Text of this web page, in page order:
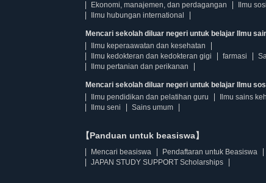
Ekonomi, manajemen, dan perdagangan
Ilmu
Ilmu hubungan international
Mencari sekolah diluar negeri untuk belajar Ilmu
Ilmu keperaawatan dan kesehatan
Ilmu kedokteran dan kedokteran gigi
farmasi
Ilmu pertanian dan perikanan
Mencari sekolah diluar negeri untuk belajar Ilmu
Ilmu pendidikan dan pelatihan guru
Ilmu sains
Ilmu seni
Sains umum
【Panduan untuk beasiswa】
Mencari beasiswa
Pendaftaran untuk Beasiswa
JAPAN STUDY SUPPORT Scholarships